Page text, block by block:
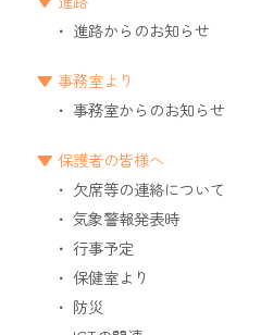
進路からのお知らせ
事務室より
事務室からのお知らせ
保護者の皆様へ
欠席等の連絡について
気象警報発表時
行事予定
保健室より
防災